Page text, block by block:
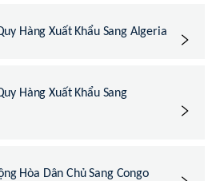
Hàng Xuất Khẩu Sang Algeria
Hàng Xuất Khẩu Sang
Hòa Dân Chủ Sang Congo